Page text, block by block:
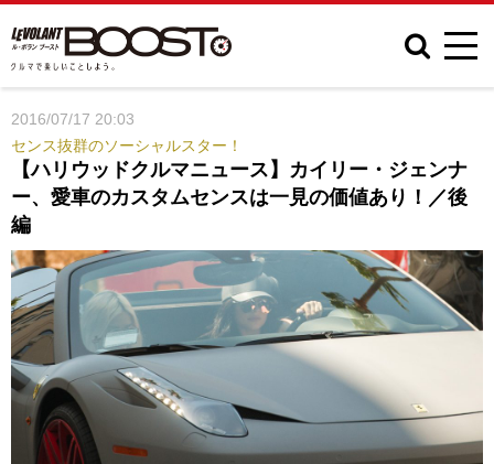
2016/07/17 20:03
センス抜群のソーシャルスター！
【ハリウッドクルマニュース】カイリー・ジェンナ
ー、愛車のカスタムセンスは一見の価値あり！／後
編